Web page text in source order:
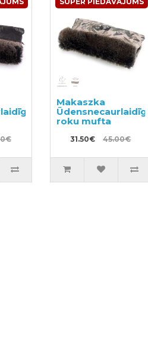
Makaszka
Ūdensnecaurlaidīga
roku mufta
31.50€ 45.00€